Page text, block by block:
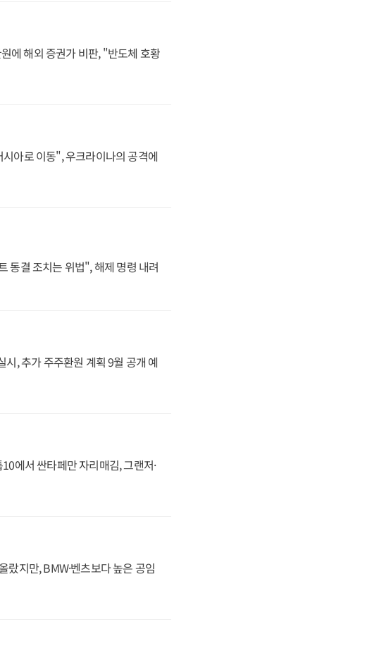
에 해외 증권가 비판, "반도체 호황
아로 이동", 우크라이나의 공격에
동결 조치는 위법", 해제 명령 내려
, 추가 주주환원 계획 9월 공개 예
에서 싼타페만 자리매김, 그랜저·
랐지만, BMW·벤츠보다 높은 공임